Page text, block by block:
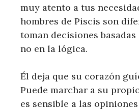
muy atento a tus
hombres de Piscis son
toman decisiones
no en la lógica.
Él deja que su corazón
Puede marchar a su
es sensible a las